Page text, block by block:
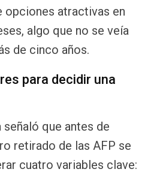
opciones atractivas en
algo que no se veía
de cinco años.
para decidir una
que antes de
retirado de las AFP se
cuatro variables clave: